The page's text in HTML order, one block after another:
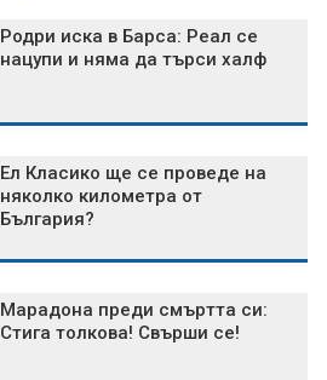
Родри иска в Барса: Реал се
нацупи и няма да търси халф
Ел Класико ще се проведе на
няколко километра от
България?
Марадона преди смъртта си:
Стига толкова! Свърши се!